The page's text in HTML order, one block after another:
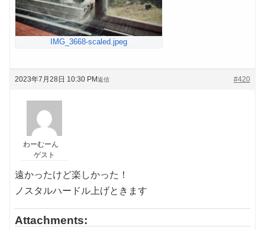
IMG_3668-scaled.jpeg
2023年7月28日 10:30 PM #420
返信
わーむーん
ゲスト
遠かったけど楽しかった！
ノスタルハードル上げときます
Attachments: